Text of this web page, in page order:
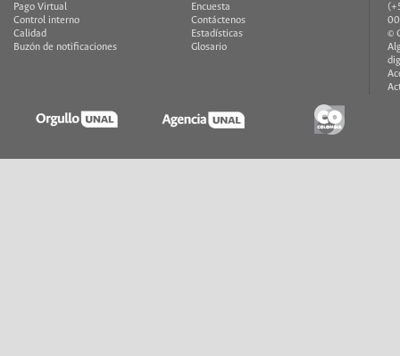
Pago Virtual
Control interno
Calidad
Buzón de notificaciones
Encuesta
Contáctenos
Estadísticas
Glosario
©